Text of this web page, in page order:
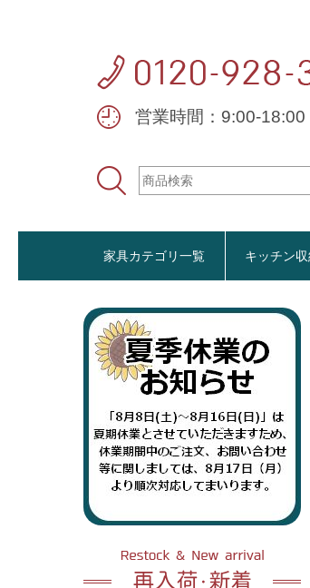
営業時間：9:00-18:00
家具カテゴリ一覧 キッチン収
おすすめ商品
おすすめ商品